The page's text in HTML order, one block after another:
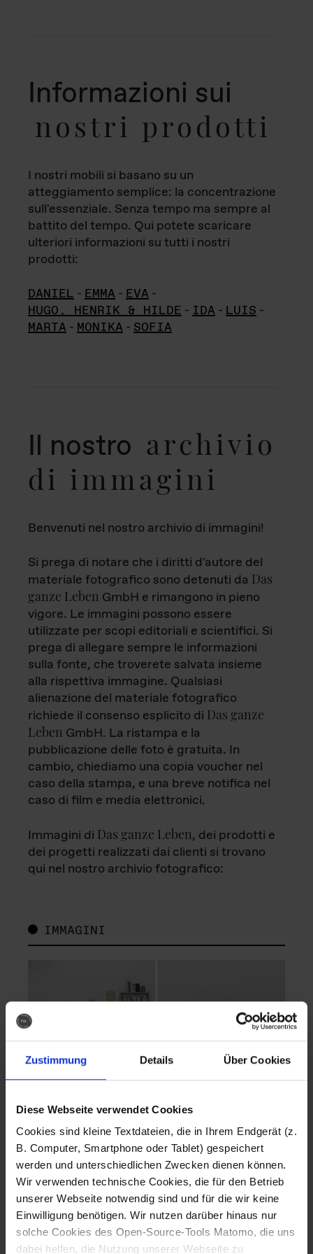
Zustimmung Details Über Cookies
Diese Webseite verwendet Cookies
Cookies sind kleine Textdateien, die in Ihrem Endgerät (z.
B. Computer, Smartphone oder Tablet) gespeichert
werden und unterschiedlichen Zwecken dienen können.
Wir verwenden technische Cookies, die für den Betrieb
unserer Webseite notwendig sind und für die wir keine
Einwilligung benötigen. Wir nutzen darüber hinaus nur
solche Cookies des Open-Source-Tools Matomo, die uns
dabei helfen, die Nutzung unserer Webseite zu
Informazioni sui
nostri prodotti
I nostri mobili si basano su un
atteggiamento semplice: la concentrazione
sull'essenziale. Senza tempo ma sempre al
battito del tempo. Qui potete scaricare
ulteriori informazioni su tutti i nostri
prodotti:
DANIEL - EMMA - EVA -
HUGO, HENRIK & HILDE - IDA - LUIS -
MARTA - MONIKA - SOFIA
Il nostro archivio
di immagini
Benvenuti nel nostro archivio di immagini!
Si prega di notare che i diritti d'autore del
materiale fotografico sono detenuti da Das
ganze Leben GmbH e rimangono in pieno
vigore. Le immagini possono essere
utilizzate per scopi editoriali e scientifici. Si
prega di allegare sempre le informazioni
sulla fonte, che troverete salvata insieme
alla rispettiva immagine. Qualsiasi
alienazione del materiale fotografico
richiede il consenso esplicito di Das ganze
Leben GmbH. La ristampa e la
pubblicazione delle foto è gratuita. In
cambio, chiediamo una copia voucher nel
caso della stampa, e una breve notifica nel
caso di film e media elettronici.
Immagini di Das ganze Leben, dei prodotti e
dei progetti realizzati dai clienti si trovano
qui nel nostro archivio fotografico:
IMMAGINI
Fotografo: Lorenz
Sternbach
Download
Fotografo: Lorenz
Sternbach
Download